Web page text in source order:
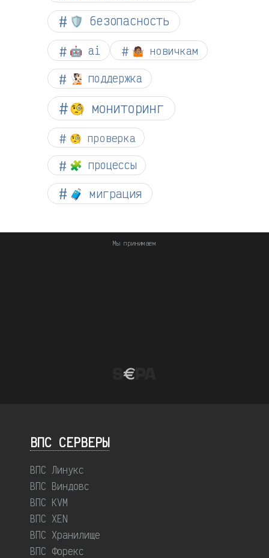
🛡️ безопасность
🤖 ai 🤷🏽 новичкам
🧏🏻 поддержка
🧐 мониторинг
🧐 проверка
🧩 процессы
🧳 миграция
Мы принимаем
ВПС СЕРВЕРЫ
ВПС Линукс
ВПС Виндовс
ВПС KVM
ВПС XEN
ВПС Хранилище
ВПС Форекс